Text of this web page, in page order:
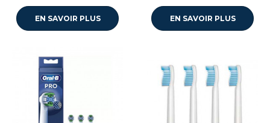
EN SAVOIR PLUS EN SAVOIR PLUS